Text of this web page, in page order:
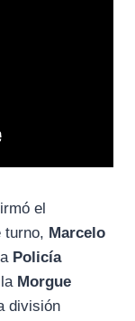
el
turno, Marcelo
Policía
Morgue
división